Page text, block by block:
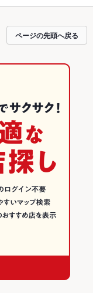
ページの先頭へ戻る